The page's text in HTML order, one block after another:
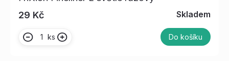
29 Kč
Skladem
ks Do košíku